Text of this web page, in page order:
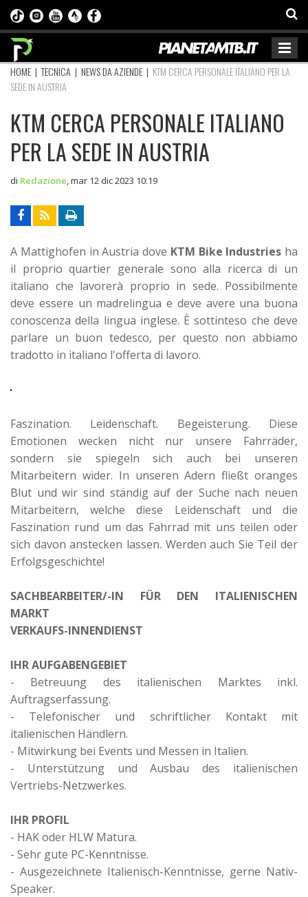
HOME |TECNICA | NEWS DA AZIENDE | KTM CERCA PERSONALE ITALIANO PER LA
SEDE IN AUSTRIA
KTM CERCA PERSONALE ITALIANO
PER LA SEDE IN AUSTRIA
di Redazione mar 12 dic 2023 10:19
A Mattighofen in Austria dove KTM Bike Industries ha
il proprio quartier generale sono alla ricerca di un
italiano che lavorerà proprio in sede. Possibilmente
deve essere un madrelingua e deve avere una buona
conoscenza della lingua inglese. È sottinteso che deve
parlare un buon tedesco, per questo non abbiamo
tradotto in italiano l'offerta di lavoro.
Faszination. Leidenschaft. Begeisterung. Diese
Emotionen wecken nicht nur unsere Fahrräder,
sondern sie spiegeln sich auch bei unseren
Mitarbeitern wider. In unseren Adern fließt oranges
Blut und wir sind ständig auf der Suche nach neuen
Mitarbeitern, welche diese Leidenschaft und die
Faszination rund um das Fahrrad mit uns teilen oder
sich davon anstecken lassen. Werden auch Sie Teil der
Erfolgsgeschichte!
SACHBEARBEITER/-IN FÜR DEN ITALIENISCHEN
MARKT
VERKAUFS-INNENDIENST
IHR AUFGABENGEBIET
- Betreuung des italienischen Marktes inkl.
Auftragserfassung.
- Telefonischer und schriftlicher Kontakt mit
italienischen Händlern.
- Mitwirkung bei Events und Messen in Italien.
- Unterstützung und Ausbau des italienischen
Vertriebs-Netzwerkes.
IHR PROFIL
- HAK oder HLW Matura.
- Sehr gute PC-Kenntnisse.
- Ausgezeichnete Italienisch-Kenntnisse, gerne Nativ-
Speaker.